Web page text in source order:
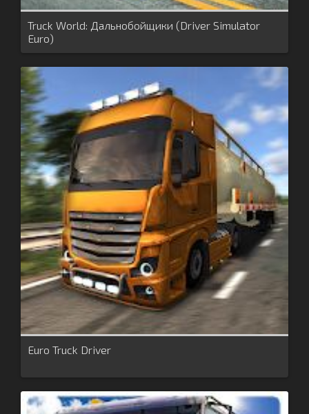
Truck World: Дальнобойщики (Driver Simulator
Euro)
Euro Truck Driver